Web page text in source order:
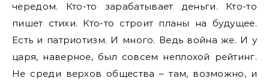
чередом. Кто-то зарабатывает деньги. Кто-то
пишет стихи. Кто-то строит планы на будущее.
Есть и патриотизм. И много. Ведь война же. И у
царя, наверное, был совсем неплохой рейтинг.
Не среди верхов общества – там, возможно, и